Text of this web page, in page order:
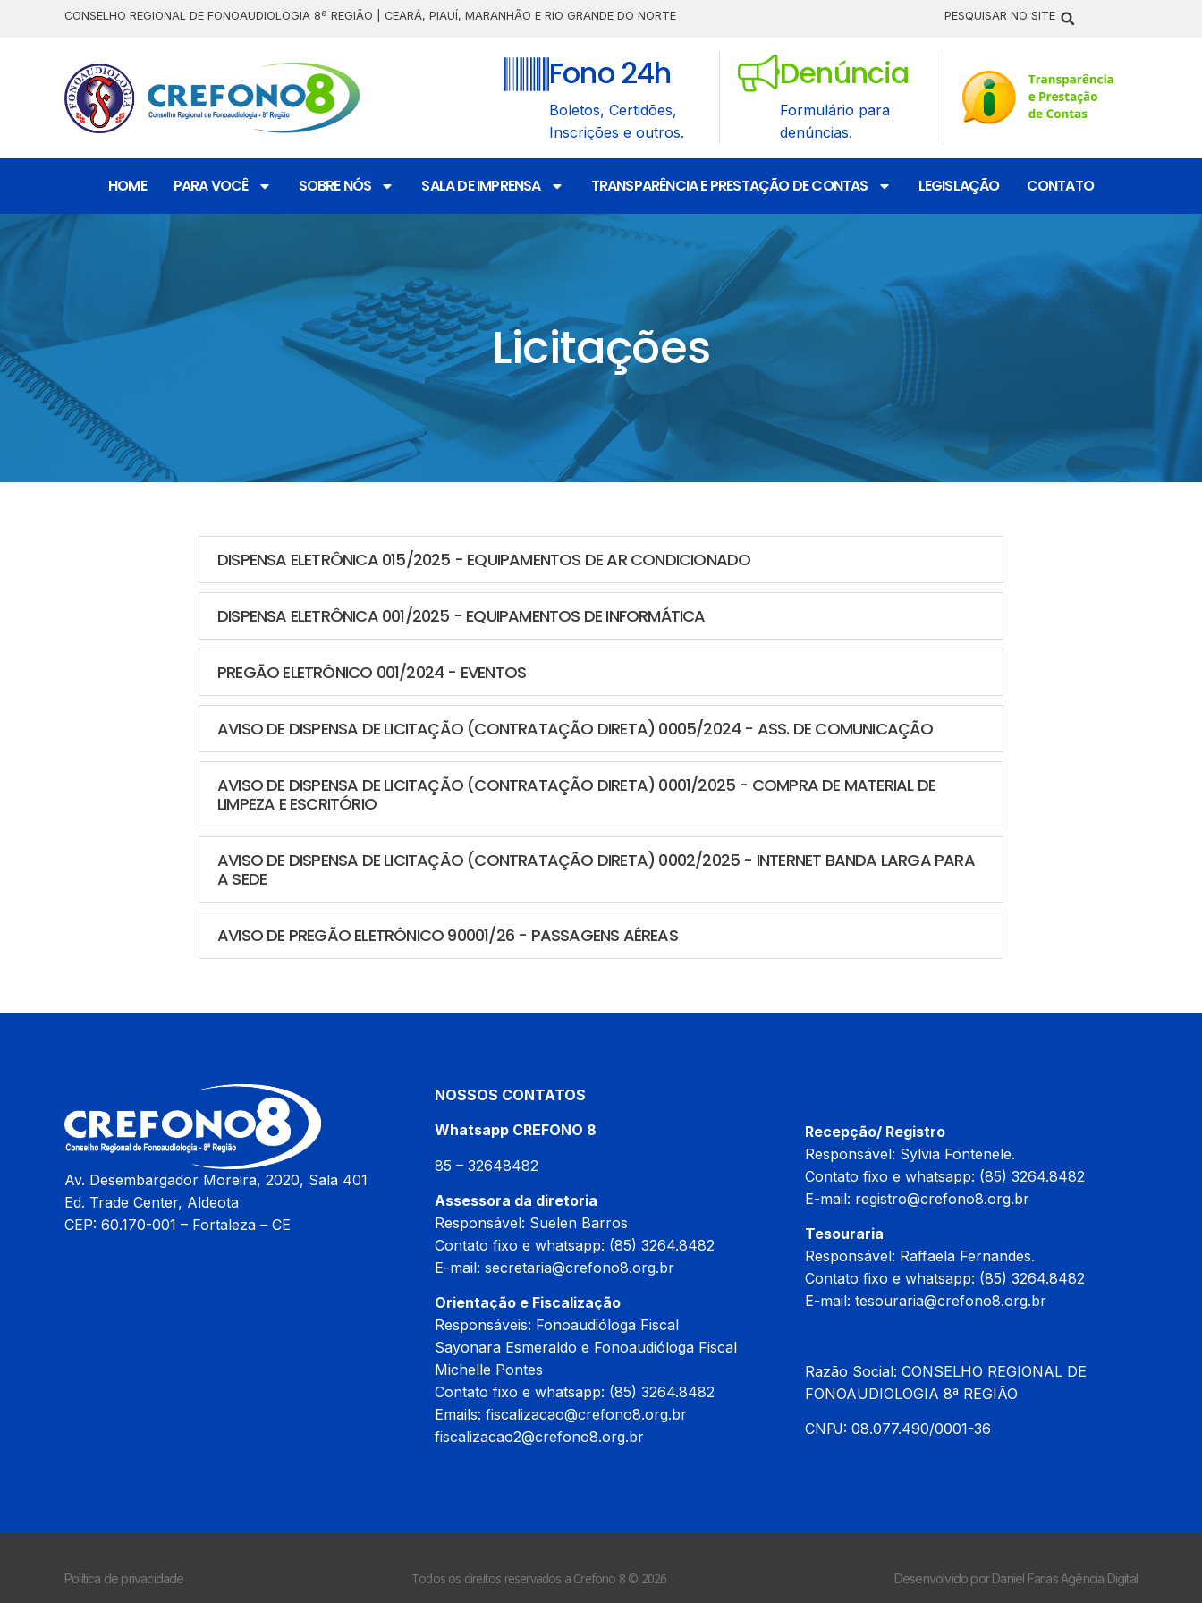
CONSELHO REGIONAL DE FONOAUDIOLOGIA 8ª REGIÃO | CEARÁ, PIAUÍ, MARANHÃO E RIO GRANDE DO NORTE PESQUISAR NO SITE
Fono 24h
Boletos, Certidões,
Inscrições e outros.
Denúncia
Formulário para
denúncias.
HOME PARA VOCÊ SOBRE NÓS SALA DE IMPRENSA TRANSPARÊNCIA E PRESTAÇÃO DE CONTAS LEGISLAÇÃO CONTATO
Licitações
DISPENSA ELETRÔNICA 015/2025 - EQUIPAMENTOS DE AR CONDICIONADO
DISPENSA ELETRÔNICA 001/2025 - EQUIPAMENTOS DE INFORMÁTICA
PREGÃO ELETRÔNICO 001/2024 - EVENTOS
AVISO DE DISPENSA DE LICITAÇÃO (CONTRATAÇÃO DIRETA) 0005/2024 - ASS. DE COMUNICAÇÃO
AVISO DE DISPENSA DE LICITAÇÃO (CONTRATAÇÃO DIRETA) 0001/2025 - COMPRA DE MATERIAL DE
LIMPEZA E ESCRITÓRIO
AVISO DE DISPENSA DE LICITAÇÃO (CONTRATAÇÃO DIRETA) 0002/2025 - INTERNET BANDA LARGA PARA
A SEDE
AVISO DE PREGÃO ELETRÔNICO 90001/26 - PASSAGENS AÉREAS
Av. Desembargador Moreira, 2020, Sala 401
Ed. Trade Center, Aldeota
CEP: 60.170-001 – Fortaleza – CE
NOSSOS CONTATOS
Whatsapp CREFONO 8
85 – 32648482
Assessora da diretoria
Responsável: Suelen Barros
Contato fixo e whatsapp: (85) 3264.8482
E-mail: secretaria@crefono8.org.br
Orientação e Fiscalização
Responsáveis: Fonoaudióloga Fiscal
Sayonara Esmeraldo e Fonoaudióloga Fiscal
Michelle Pontes
Contato fixo e whatsapp: (85) 3264.8482
Emails: fiscalizacao@crefono8.org.br
fiscalizacao2@crefono8.org.br
Recepção/ Registro
Responsável: Sylvia Fontenele.
Contato fixo e whatsapp: (85) 3264.8482
E-mail: registro@crefono8.org.br
Tesouraria
Responsável: Raffaela Fernandes.
Contato fixo e whatsapp: (85) 3264.8482
E-mail: tesouraria@crefono8.org.br
Razão Social: CONSELHO REGIONAL DE
FONOAUDIOLOGIA 8ª REGIÃO
CNPJ: 08.077.490/0001-36
Política de privacidade Todos os direitos reservados a Crefono 8 © 2026 Desenvolvido por Daniel Farias Agência Digital